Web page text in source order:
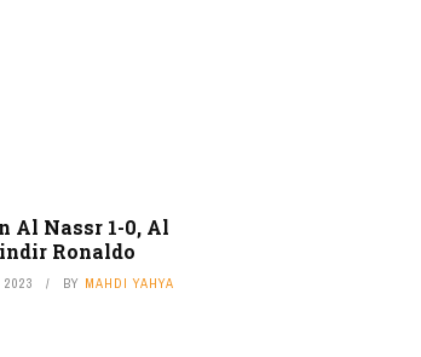
Al Nassr 1-0, Al
Ronaldo
2023 BY MAHDI YAHYA